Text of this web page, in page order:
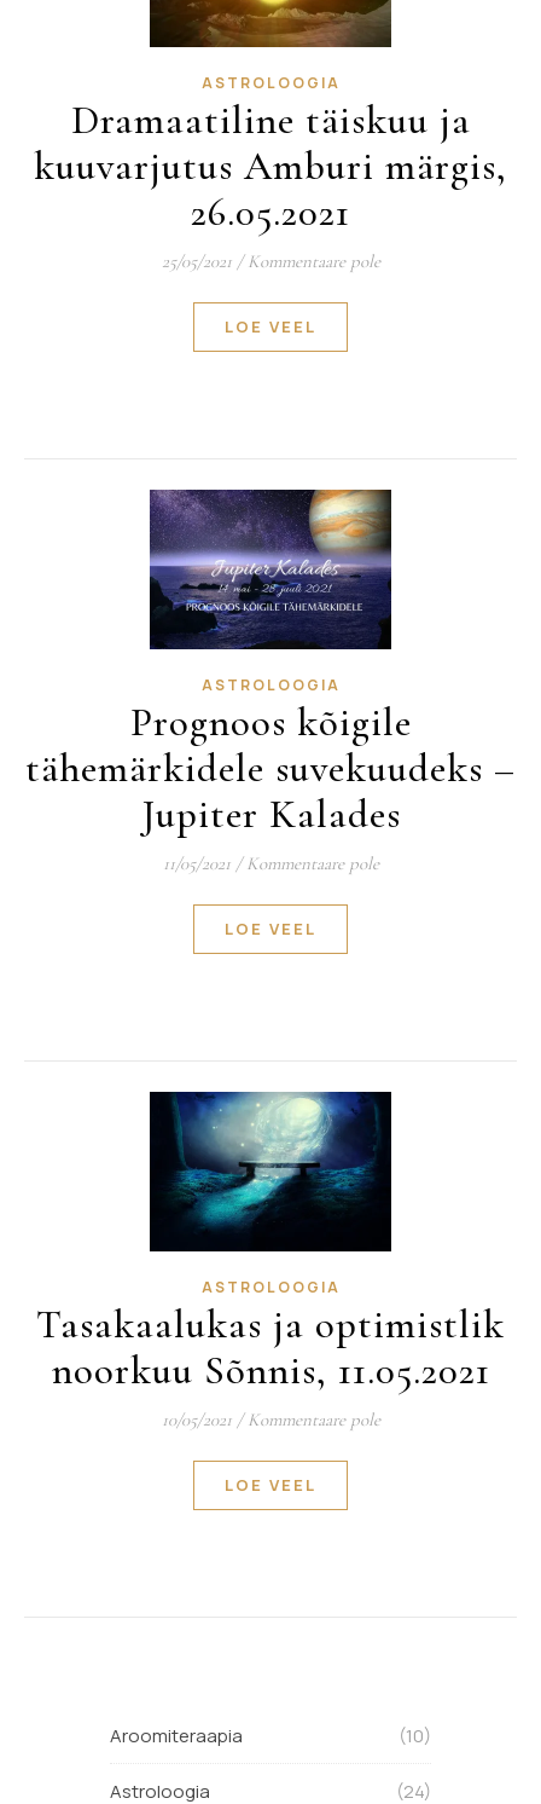
ASTROLOOGIA
Dramaatiline täiskuu ja
kuuvarjutus Amburi märgis,
26.05.2021
25/05/2021 / Kommentaare pole
LOE VEEL
ASTROLOOGIA
Prognoos kõigile
tähemärkidele suvekuudeks –
Jupiter Kalades
11/05/2021 / Kommentaare pole
LOE VEEL
ASTROLOOGIA
Tasakaalukas ja optimistlik
noorkuu Sõnnis, 11.05.2021
10/05/2021 / Kommentaare pole
LOE VEEL
Aroomiteraapia (10)
Astroloogia (24)